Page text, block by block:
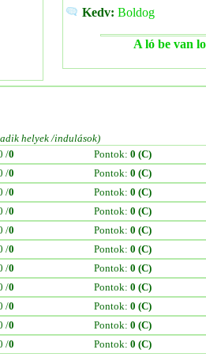
Kedv: Boldog
A ló be van
helyek /indulások)
/0 Pontok: 0 (C)
/0 Pontok: 0 (C)
/0 Pontok: 0 (C)
/0 Pontok: 0 (C)
/0 Pontok: 0 (C)
/0 Pontok: 0 (C)
/0 Pontok: 0 (C)
/0 Pontok: 0 (C)
/0 Pontok: 0 (C)
/0 Pontok: 0 (C)
/0 Pontok: 0 (C)